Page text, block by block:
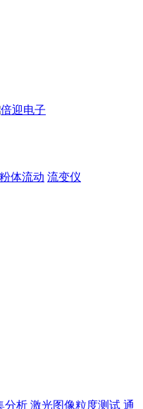
粉体流动 流变仪
分析 激光图像粒度测试 通